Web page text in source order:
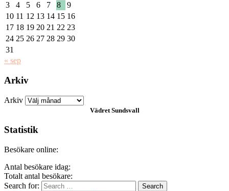
3
4 5 6 7 8
9
10 11 12 13 14 15 16
17 18 19 20 21 22 23
24 25 26 27 28 29 30
31
« sep
Arkiv
Arkiv
VädretSundsvall
Statistik
Besökare online:
Antal besökare idag:
Totalt antal besökare:
Search for: